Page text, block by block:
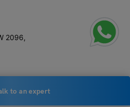
2096,
. All rights reserved.
to an expert